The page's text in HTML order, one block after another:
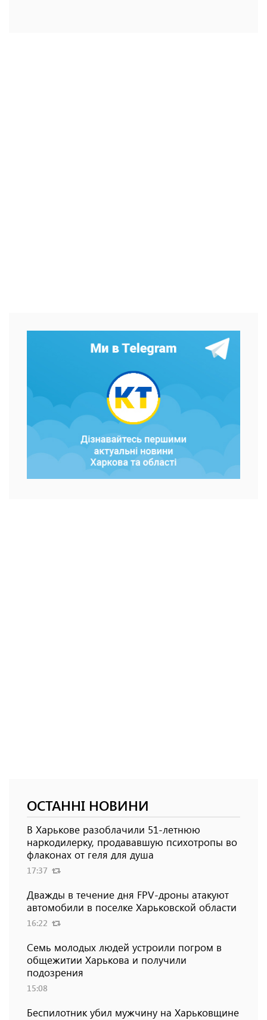
ОСТАННІ НОВИНИ
В Харькове разоблачили 51-летнюю
наркодилерку, продававшую психотропы во
флаконах от геля для душа
17:37
Дважды в течение дня FPV-дроны атакуют
автомобили в поселке Харьковской области
16:22
Семь молодых людей устроили погром в
общежитии Харькова и получили
подозрения
15:08
Беспилотник убил мужчину на Харьковщине